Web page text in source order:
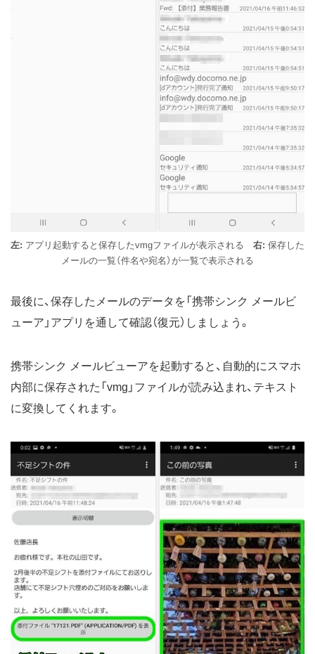
左: アプリ起動すると保存したvmgファイルが表示される 右: 保存した
メールの一覧（件名や宛名）が一覧で表示される
最後に、保存したメールのデータを「携帯シンク メールビ
ューア」アプリを通して確認（復元）しましょう。
携帯シンク メールビューアを起動すると、自動的にスマホ
内部に保存された「vmg」ファイルが読み込まれ、テキスト
に変換してくれます。